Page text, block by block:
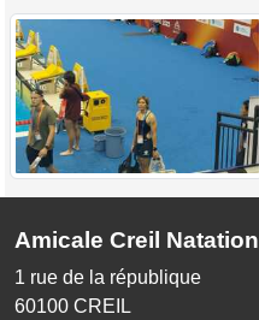
Amicale Creil Natation
1 rue de la république
60100 CREIL